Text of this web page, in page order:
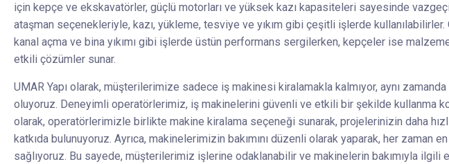
için kepçe ve ekskavatörler, güçlü motorları ve yüksek kazı kapasiteleri sayesinde
ataşman seçenekleriyle, kazı, yükleme, tesviye ve yıkım gibi çeşitli işlerde
kanal açma ve bina yıkımı gibi işlerde üstün performans sergilerken, kepçeler ise
etkili çözümler sunar.
UMAR Yapı olarak, müşterilerimize sadece iş makinesi kiralamakla kalmıyor, aynı
oluyoruz. Deneyimli operatörlerimiz, iş makinelerini güvenli ve etkili bir şekilde kullanma
olarak, operatörlerimizle birlikte makine kiralama seçeneği sunarak, projelerinizin daha
katkıda bulunuyoruz. Ayrıca, makinelerimizin bakımını düzenli olarak yaparak, her zaman
sağlıyoruz. Bu sayede, müşterilerimiz işlerine odaklanabilir ve makinelerin bakımıyla ilgili